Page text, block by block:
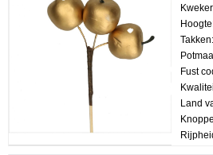
Takken:
Fust